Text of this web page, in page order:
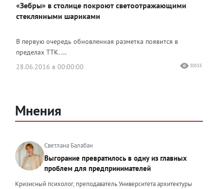
«Зебры» в столице покроют светоотражающими
стеклянными шариками
В первую очередь обновленная разметка появится в
пределах ТТК. ...
28.06.2016 в 00:00:00
30555
Мнения
Светлана Балабан
Выгорание превратилось в одну из главных
проблем для предпринимателей
Кризисный психолог, преподаватель Университета архитектуры